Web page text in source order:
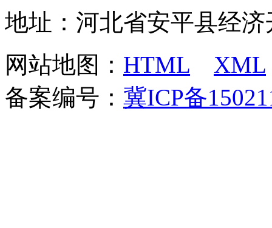
地址：河北省安平县经济
网站地图： HTML
XML
备案编号： 冀ICP备